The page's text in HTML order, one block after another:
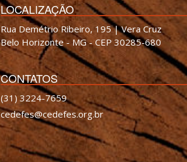
LOCALIZAÇÃO
Rua Demétrio Ribeiro, 195 | Vera Cruz
Belo Horizonte - MG - CEP 30285-680
CONTATOS
(31) 3224-7659
cedefes@cedefes.org.br